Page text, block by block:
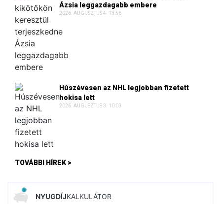
Ázsia leggazdagabb embere
2026. AUGUSZTUS 4. 13:56
Húszévesen az NHL legjobban fizetett
hokisa lett
2026. AUGUSZTUS 3. 10:03
TOVÁBBI HÍREK >
NYUGDÍJKALKULÁTOR